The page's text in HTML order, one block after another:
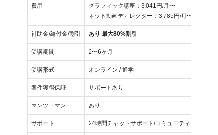
費用
グラフィック講座：3,041円/月〜
ネット動画ディレクター：3,785円/月〜
補助金/給付金/割引 あり 最大80%割引
受講期間 2〜6ヶ月
受講形式 オンライン / 通学
案件獲得保証 サポートあり
マンツーマン あり
サポート 24時間チャットサポート/コミュニティ